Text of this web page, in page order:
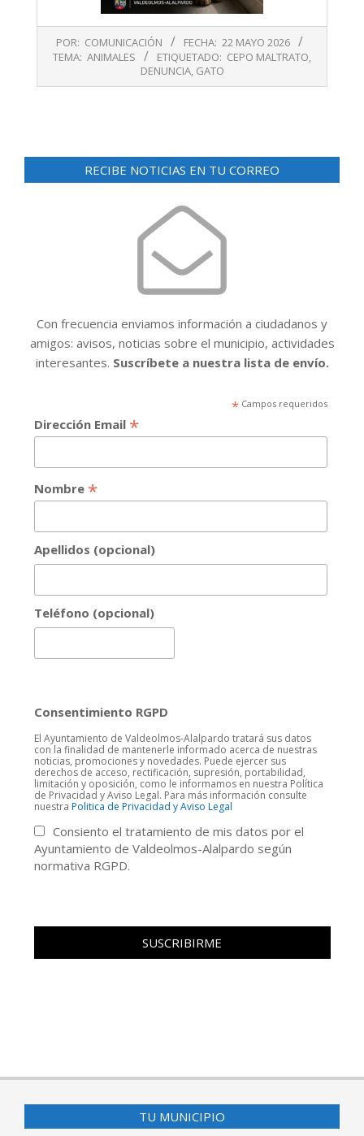
05-
POR: COMUNICACIÓN FECHA: 22 MAYO 2026
TEMA: ANIMALES ETIQUETADO: CEPO MALTRATO,
DENUNCIA, GATO
RECIBE NOTICIAS EN TU CORREO
Con frecuencia enviamos información a ciudadanos y
amigos: avisos, noticias sobre el municipio, actividades
interesantes. Suscríbete a nuestra lista de envío.
*Campos requeridos
Dirección Email *
Nombre *
Apellidos (opcional)
Teléfono (opcional)
Consentimiento RGPD
El Ayuntamiento de Valdeolmos-Alalpardo tratará sus datos
con la finalidad de mantenerle informado acerca de nuestras
noticias, promociones y novedades. Puede ejercer sus
derechos de acceso, rectificación, supresión, portabilidad,
limitación y oposición, como le informamos en nuestra Política
de Privacidad y Aviso Legal. Para más información consulte
nuestra Politica de Privacidad y Aviso Legal
Consiento el tratamiento de mis datos por el
Ayuntamiento de Valdeolmos-Alalpardo según
normativa RGPD.
TU MUNICIPIO